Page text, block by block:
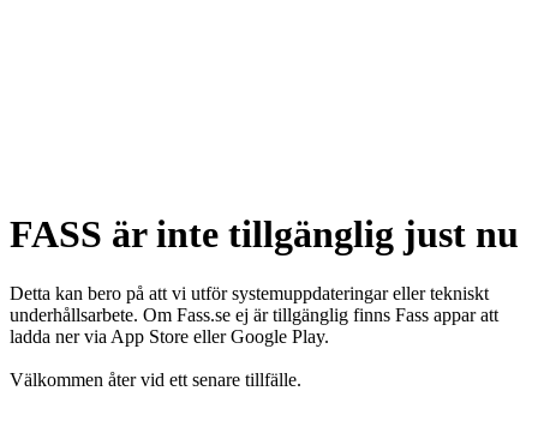
FASS är inte tillgänglig just nu
Detta kan bero på att vi utför systemuppdateringar eller tekniskt
underhållsarbete. Om Fass.se ej är tillgänglig finns Fass appar att
ladda ner via App Store eller Google Play.
Välkommen åter vid ett senare tillfälle.